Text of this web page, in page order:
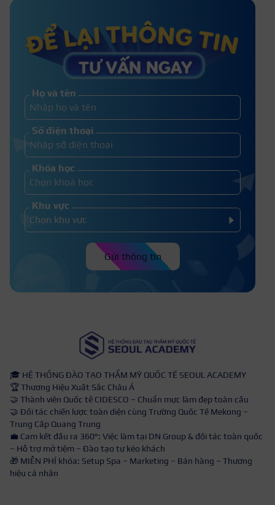
Hướng các bước học make up cho
nam giới tại nhà
1 Khóa học make up cá nhân bao nhiêu
tiền? Bảng học phí T7.2026
Họ và tên
Số điện thoại
Khóa học
Khu vực
Gửi thông tin
🎓 HỆ THỐNG ĐÀO TẠO THẨM MỸ QUỐC TẾ SEOUL ACADEMY
🏆 Thương Hiệu Xuất Sắc Châu Á
🤝 Thành viên Quốc tế CIDESCO – Chuẩn mực làm đẹp toàn cầu
🤝 Đối tác chiến lược toàn diện cùng Trường Quốc Tế Mekong –
Trung Cấp Quang Trung
💼 Cam kết đầu ra 360°: Việc làm tại DN Group & đối tác toàn quốc
– Hỗ trợ mở tiệm – Đào tạo tự kéo khách
🎁 MIỄN PHÍ khóa: Setup Spa – Marketing – Bán hàng – Thương
hiệu cá nhân